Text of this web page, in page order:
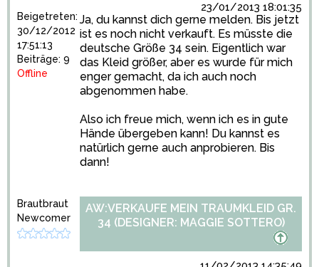
Beigetreten:
30/12/2012
17:51:13
Beiträge: 9
Offline
23/01/2013 18:01:35
Ja, du kannst dich gerne melden. Bis jetzt
ist es noch nicht verkauft. Es müsste die
deutsche Größe 34 sein. Eigentlich war
das Kleid größer, aber es wurde für mich
enger gemacht, da ich auch noch
abgenommen habe.
Also ich freue mich, wenn ich es in gute
Hände übergeben kann! Du kannst es
natürlich gerne auch anprobieren. Bis
dann!
Brautbraut
Newcomer
AW:VERKAUFE MEIN TRAUMKLEID GR.
34 (DESIGNER: MAGGIE SOTTERO)